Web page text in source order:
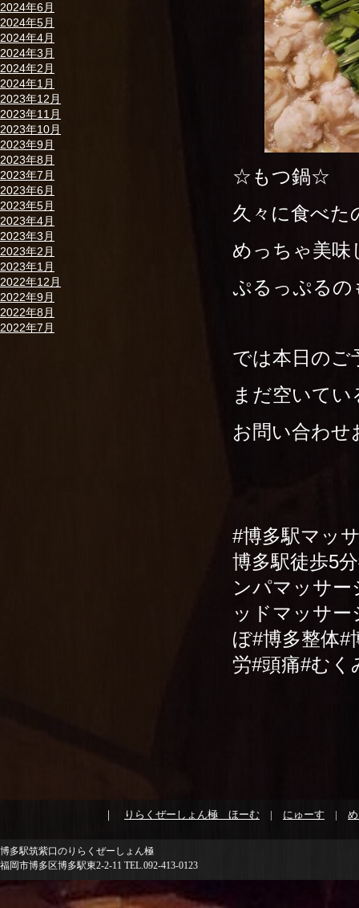
2024年6月
2024年5月
2024年4月
2024年3月
2024年2月
2024年1月
2023年12月
2023年11月
2023年10月
2023年9月
2023年8月
2023年7月
2023年6月
2023年5月
2023年4月
2023年3月
2023年2月
2023年1月
2022年12月
2022年9月
2022年8月
2022年7月
☆もつ鍋☆
久々に食べた
めっちゃ美
ぷるっぷるの
では本日の
まだ空いて
お問い合わせ
#博多駅マッ
博多駅徒歩5
ンパマッサ
ッドマッサ
ぼ#博多整体#
労#頭痛#むく
｜ りらくぜーしょん極 ほーむ | にゅーす |
博多駅筑紫口のりらくぜーしょん極
福岡市博多区博多駅東2-2-11 TEL.092-413-0123